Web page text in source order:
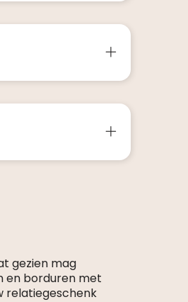
gezien mag
en borduren met
relatiegeschenk